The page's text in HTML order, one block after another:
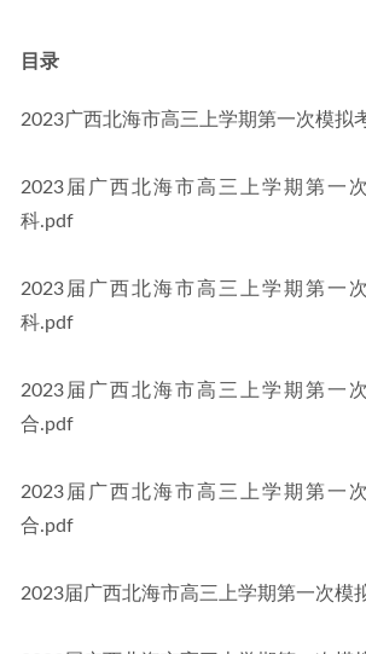
目录
2023广西北海市高三上学期第一次模拟
2023届广西北海市高三上学期第一
科.pdf
2023届广西北海市高三上学期第一
科.pdf
2023届广西北海市高三上学期第一
合.pdf
2023届广西北海市高三上学期第一
合.pdf
2023届广西北海市高三上学期第一次模